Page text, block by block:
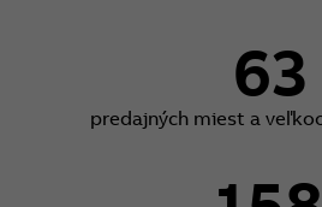
63
predajných miest a